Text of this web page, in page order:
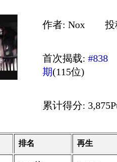
作者: Nox 投
首次揭载:#838
期(115位)
累计得分:
排名 再生